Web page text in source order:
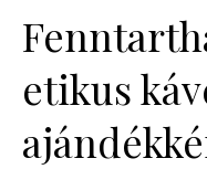
etikus